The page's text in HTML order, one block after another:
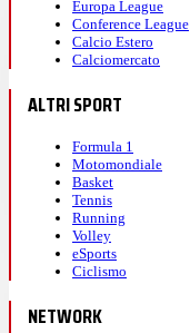
Europa League
Conference League
Calcio Estero
Calciomercato
ALTRI SPORT
Formula 1
Motomondiale
Basket
Tennis
Running
Volley
eSports
Ciclismo
NETWORK